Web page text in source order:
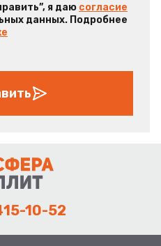
я даю согласие
данных. Подробнее
10-52